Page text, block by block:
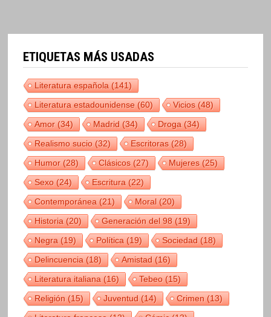
ETIQUETAS MÁS USADAS
Literatura española(141)
Literatura estadounidense(60) Vicios(48)
Amor(34) Madrid(34) Droga(34)
Realismo sucio(32) Escritoras(28)
Humor(28) Clásicos(27) Mujeres(25)
Sexo(24) Escritura(22)
Contemporánea(21) Moral(20)
Historia(20) Generación del 98(19)
Negra(19) Política(19) Sociedad(18)
Delincuencia(18) Amistad(16)
Literatura italiana(16) Tebeo(15)
Religión(15) Juventud(14) Crimen(13)